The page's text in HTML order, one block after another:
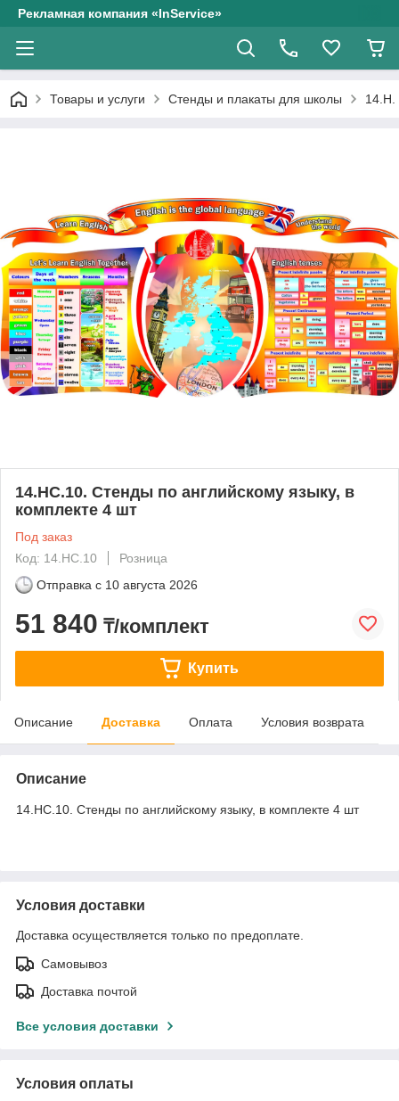
Рекламная компания «InService»
Товары и услуги Стенды и плакаты для школы 14.Н.
14.НС.10. Стенды по английскому языку, в
комплекте 4 шт
Под заказ
Код: 14.НС.10
Розница
Отправка с 10 августа 2026
51 840 ₸/комплект
Купить
Описание Доставка Оплата Условия возврата
Описание
14.НС.10. Стенды по английскому языку, в комплекте 4 шт
Условия доставки
Доставка осуществляется только по предоплате.
Самовывоз
Доставка почтой
Все условия доставки
Условия оплаты